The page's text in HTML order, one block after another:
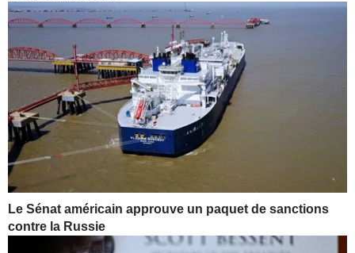
Le Sénat américain approuve un paquet de sanctions
contre la Russie